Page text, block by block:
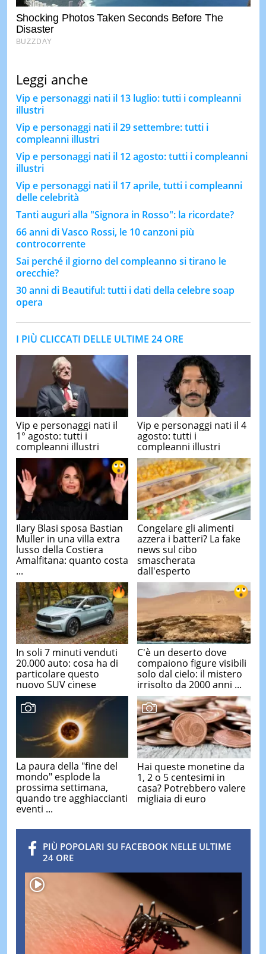
Leggi anche
Vip e personaggi nati il 13 luglio: tutti i compleanni
illustri
Vip e personaggi nati il 29 settembre: tutti i
compleanni illustri
Vip e personaggi nati il 12 agosto: tutti i compleanni
illustri
Vip e personaggi nati il 17 aprile, tutti i compleanni
delle celebrità
Tanti auguri alla "Signora in Rosso": la ricordate?
66 anni di Vasco Rossi, le 10 canzoni più
controcorrente
Sai perché il giorno del compleanno si tirano le
orecchie?
30 anni di Beautiful: tutti i dati della celebre soap
opera
I PIÙ CLICCATI DELLE ULTIME 24 ORE
Vip e personaggi nati il
1° agosto: tutti i
compleanni illustri
Vip e personaggi nati il 4
agosto: tutti i
compleanni illustri
Ilary Blasi sposa Bastian
Muller in una villa extra
lusso della Costiera
Amalfitana: quanto costa
...
Congelare gli alimenti
azzera i batteri? La fake
news sul cibo
smascherata
dall'esperto
In soli 7 minuti venduti
20.000 auto: cosa ha di
particolare questo
nuovo SUV cinese
C'è un deserto dove
compaiono figure visibili
solo dal cielo: il mistero
irrisolto da 2000 anni ...
La paura della "fine del
mondo" esplode la
prossima settimana,
quando tre agghiaccianti
eventi ...
Hai queste monetine da
1, 2 o 5 centesimi in
casa? Potrebbero valere
migliaia di euro
PIÙ POPOLARI SU FACEBOOK NELLE ULTIME
24 ORE